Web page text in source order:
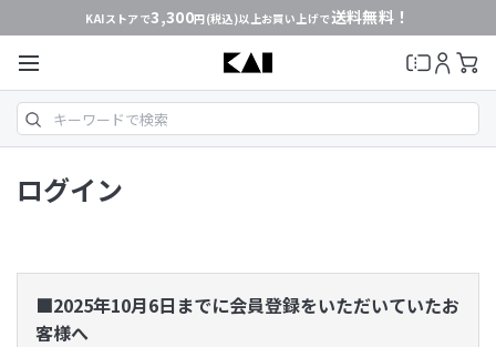
KAIストアで3,300円(税込)以上お買い上げで送料無料！
ログイン
■2025年10月6日までに会員登録をいただいていたお
客様へ